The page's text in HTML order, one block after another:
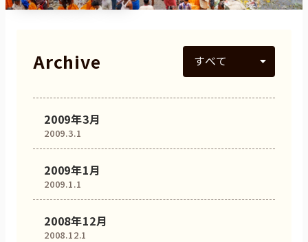
Archive
2009.3.1
2009年3月
2009.1.1
2009年1月
2008.12.1
2008年12月